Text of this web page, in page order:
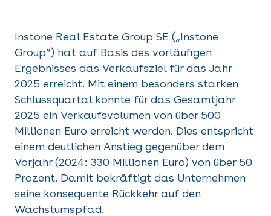
Instone Real Estate Group SE („Instone
Group“) hat auf Basis des vorläufigen
Ergebnisses das Verkaufsziel für das Jahr
2025 erreicht. Mit einem besonders starken
Schlussquartal konnte für das Gesamtjahr
2025 ein Verkaufsvolumen von über 500
Millionen Euro erreicht werden. Dies entspricht
einem deutlichen Anstieg gegenüber dem
Vorjahr (2024: 330 Millionen Euro) von über 50
Prozent. Damit bekräftigt das Unternehmen
seine konsequente Rückkehr auf den
Wachstumspfad.